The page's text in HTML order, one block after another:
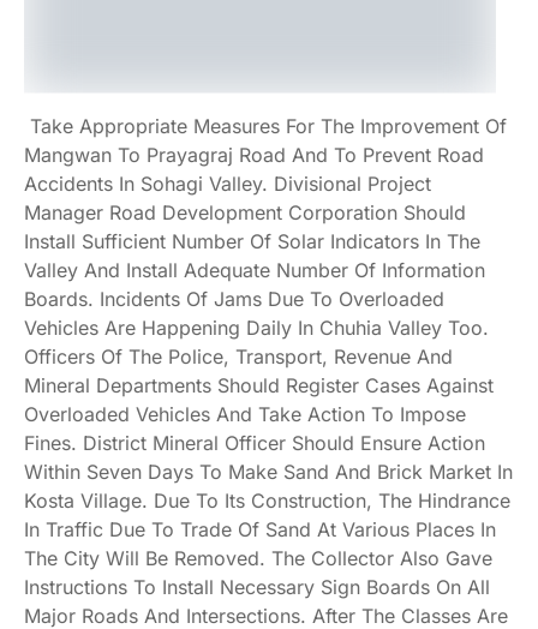
Take Appropriate Measures For The Improvement Of
Mangwan To Prayagraj Road And To Prevent Road
Accidents In Sohagi Valley. Divisional Project
Manager Road Development Corporation Should
Install Sufficient Number Of Solar Indicators In The
Valley And Install Adequate Number Of Information
Boards. Incidents Of Jams Due To Overloaded
Vehicles Are Happening Daily In Chuhia Valley Too.
Officers Of The Police, Transport, Revenue And
Mineral Departments Should Register Cases Against
Overloaded Vehicles And Take Action To Impose
Fines. District Mineral Officer Should Ensure Action
Within Seven Days To Make Sand And Brick Market In
Kosta Village. Due To Its Construction, The Hindrance
In Traffic Due To Trade Of Sand At Various Places In
The City Will Be Removed. The Collector Also Gave
Instructions To Install Necessary Sign Boards On All
Major Roads And Intersections. After The Classes Are